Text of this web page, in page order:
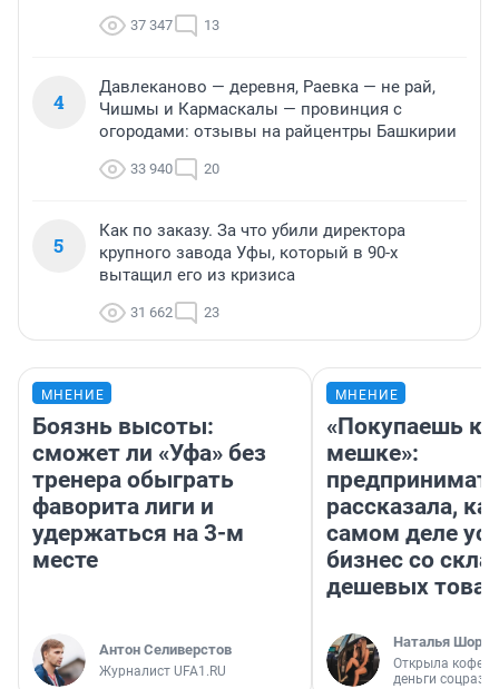
37 347 13
4
Давлеканово — деревня, Раевка — не рай,
Чишмы и Кармаскалы — провинция с
огородами: отзывы на райцентры Башкирии
33 940 20
5
Как по заказу. За что убили директора
крупного завода Уфы, который в 90-х
вытащил его из кризиса
31 662 23
МНЕНИЕ
Боязнь высоты:
сможет ли «Уфа» без
тренера обыграть
фаворита лиги и
удержаться на 3-м
месте
Антон Селиверстов
Журналист UFA1.RU
МНЕНИЕ
«Покупаешь
мешке»:
рассказала,
самом деле
бизнес со
дешевых
Наталья
Открыла
деньги